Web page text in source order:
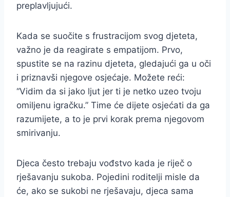
preplavljujući.
Kada se suočite s frustracijom svog djeteta,
važno je da reagirate s empatijom. Prvo,
spustite se na razinu djeteta, gledajući ga u oči
i priznavši njegove osjećaje. Možete reći:
“Vidim da si jako ljut jer ti je netko uzeo tvoju
omiljenu igračku.” Time će dijete osjećati da ga
razumijete, a to je prvi korak prema njegovom
smirivanju.
Djeca često trebaju vođstvo kada je riječ o
rješavanju sukoba. Pojedini roditelji misle da
će, ako se sukobi ne rješavaju, djeca sama